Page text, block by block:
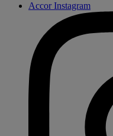
Accor Instagram